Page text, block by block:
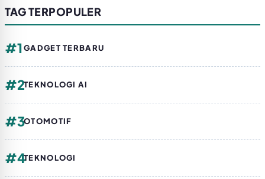
TAG TERPOPULER
#1GADGET TERBARU
#2TEKNOLOGI AI
#3OTOMOTIF
#4TEKNOLOGI